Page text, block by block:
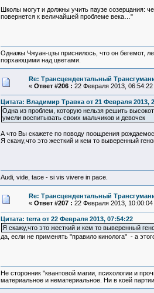
Школы могут и должны учить паузе созерцания:
повернется к величайшей проблеме века…"
Однажы Чжуан-цзы приснилось, что он бегемот,
порхающими над цветами.
Re: Трансцендентальный
« Ответ #206 : 22 Февраля 2013, 06:54:22
Цитата: Владимир Травка от 21 Февраля 2013,
Одна из проблем, которую нельзя решить
умели воспитывать своих мальчиков и девочек
А что Вы скажете по поводу поощрения
Я скажу,что это жесткий и кем то выверенный
Audi, vide, tace - si vis vivere in pace.
Re: Трансцендентальный
« Ответ #207 : 22 Февраля 2013, 10:00:04
Цитата: terra от 22 Февраля 2013, 07:54:22
Я скажу,что это жесткий и кем то выверенный
да, если не применять "правило кинолога" - а
Не сторонник "квантовой магии, психологии и
материальное и нематериальное. Ни в коей